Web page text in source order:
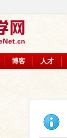
博客 人才